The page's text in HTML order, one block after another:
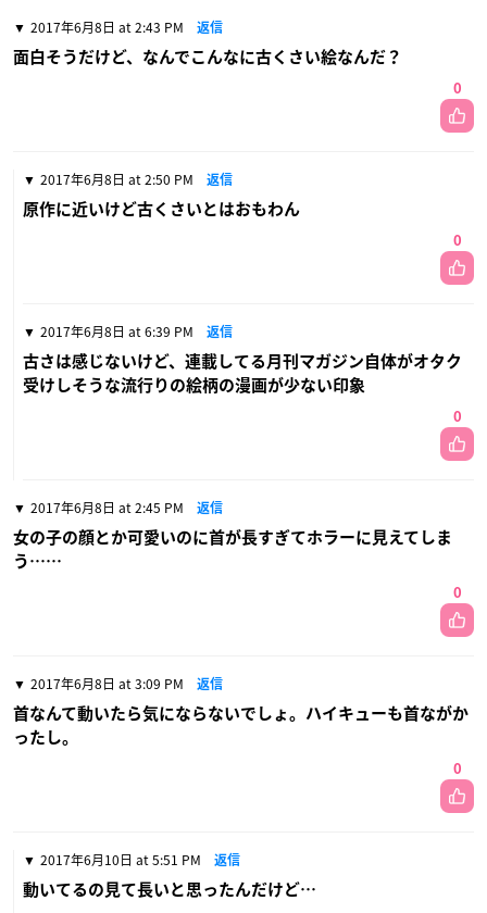
2017年6月8日 at 2:43 PM 返信
面白そうだけど、なんでこんなに古くさい絵なんだ？
0
2017年6月8日 at 2:50 PM 返信
原作に近いけど古くさいとはおもわん
0
2017年6月8日 at 6:39 PM 返信
古さは感じないけど、連載してる月刊マガジン自体がオタク
受けしそうな流行りの絵柄の漫画が少ない印象
0
2017年6月8日 at 2:45 PM 返信
女の子の顔とか可愛いのに首が長すぎてホラーに見えてしま
う……
0
2017年6月8日 at 3:09 PM 返信
首なんて動いたら気にならないでしょ。ハイキューも首ながか
ったし。
0
2017年6月10日 at 5:51 PM 返信
動いてるの見て長いと思ったんだけど…